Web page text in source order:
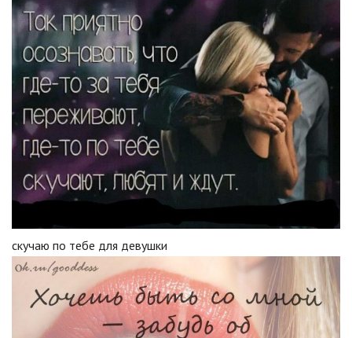
скучаю по тебе для девушки